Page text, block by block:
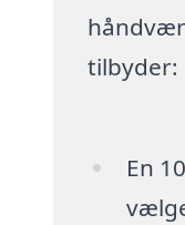
tilbyder:
En